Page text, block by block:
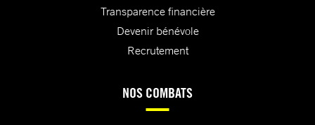
Transparence financière
Devenir bénévole
Recrutement
NOS COMBATS